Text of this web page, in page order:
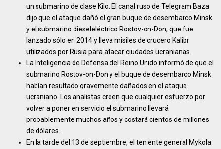
un submarino de clase Kilo. El canal ruso de Telegram Baza
dijo que el ataque dañó el gran buque de desembarco Minsk
y el submarino dieseleléctrico Rostov-on-Don, que fue
lanzado sólo en 2014 y lleva misiles de crucero Kalibr
utilizados por Rusia para atacar ciudades ucranianas.
La Inteligencia de Defensa del Reino Unido informó de que el
submarino Rostov-on-Don y el buque de desembarco Minsk
habían resultado gravemente dañados en el ataque
ucraniano. Los analistas creen que cualquier esfuerzo por
volver a poner en servicio el submarino llevará
probablemente muchos años y costará cientos de millones
de dólares.
En la tarde del 13 de septiembre, el teniente general Mykola